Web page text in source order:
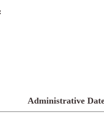
Administrative